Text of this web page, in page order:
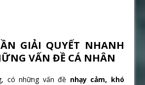
GIẢI QUYẾT NHANH
VẤN ĐỀ CÁ NHÂN
có những vấn đề nhạy cảm, khó